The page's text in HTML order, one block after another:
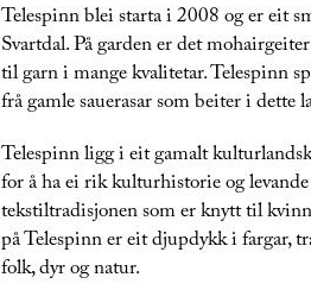
Telespinn blei starta i 2008 og er eit
Svartdal. På garden er det
til garn i mange kvalitetar. Telespinn
frå gamle sauerasar som beiter i dette
Telespinn ligg i eit gamalt
for å ha ei rik kulturhistorie og
tekstiltradisjonen som er knytt til
på Telespinn er eit djupdykk i fargar,
folk, dyr og natur.